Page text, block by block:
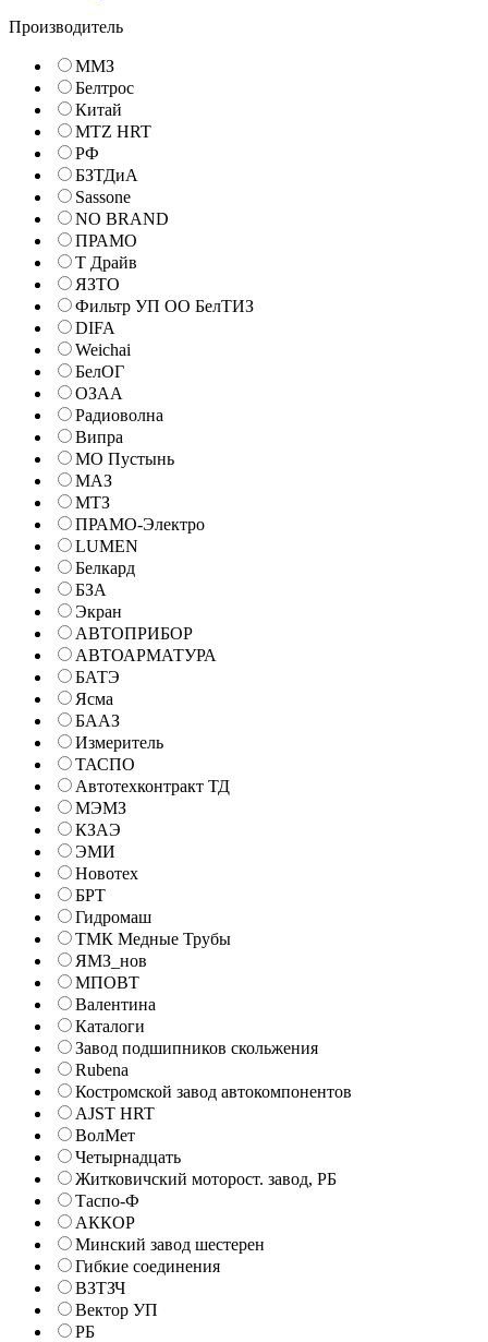
Производитель
ММЗ
Белтрос
Китай
MTZ HRT
РФ
БЗТДиА
Sassone
NO BRAND
ПРАМО
Т Драйв
ЯЗТО
Фильтр УП ОО БелТИЗ
DIFA
Weichai
БелОГ
ОЗАА
Радиоволна
Випра
МО Пустынь
МАЗ
МТЗ
ПРАМО-Электро
LUMEN
Белкард
БЗА
Экран
АВТОПРИБОР
АВТОАРМАТУРА
БАТЭ
Ясма
БААЗ
Измеритель
ТАСПО
Автотехконтракт ТД
МЭМЗ
КЗАЭ
ЭМИ
Новотех
БРТ
Гидромаш
ТМК Медные Трубы
ЯМЗ_нов
МПОВТ
Валентина
Каталоги
Завод подшипников скольжения
Rubena
Костромской завод автокомпонентов
AJST HRT
ВолМет
Четырнадцать
Житковичский моторост. завод, РБ
Таспо-Ф
АККОР
Минский завод шестерен
Гибкие соединения
ВЗТЗЧ
Вектор УП
РБ